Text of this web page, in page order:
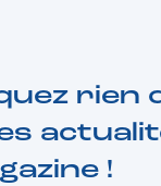
rien
!